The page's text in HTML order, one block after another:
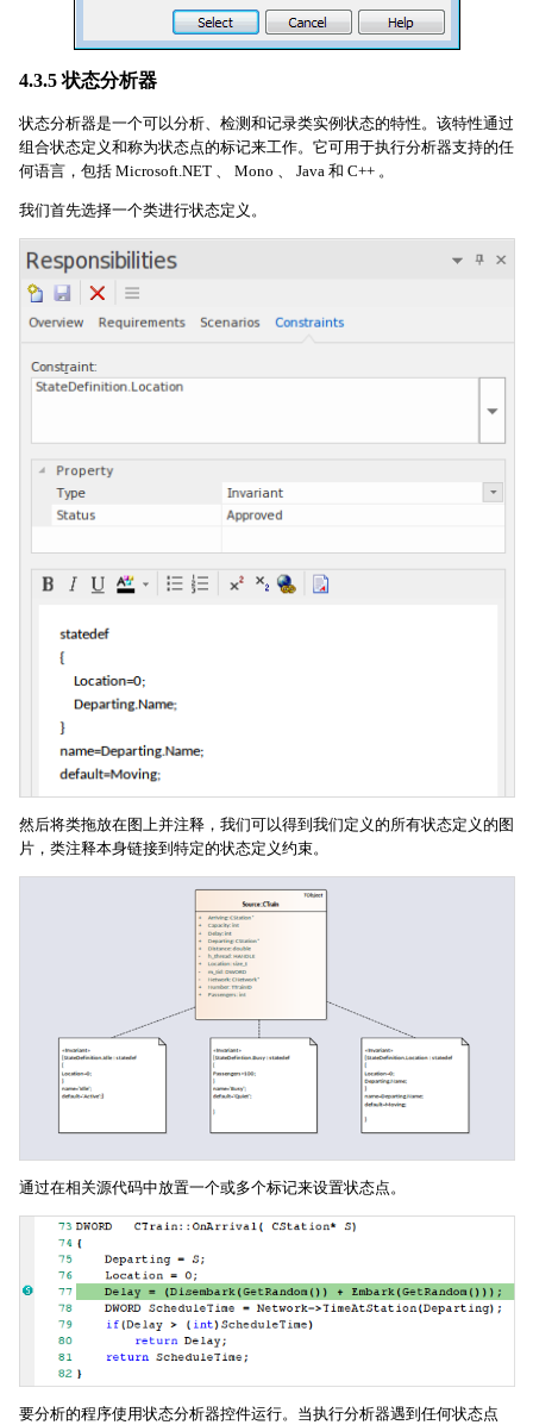
4.3.5 状态分析器
状态分析器是一个可以分析、检测和记录类实例状态的特性。该特性通过
组合状态定义和称为状态点的标记来工作。它可用于执行分析器支持的任
何语言，包括 Microsoft.NET 、 Mono 、 Java 和 C++ 。
我们首先选择一个类进行状态定义。
然后将类拖放在图上并注释，我们可以得到我们定义的所有状态定义的图
片，类注释本身链接到特定的状态定义约束。
通过在相关源代码中放置一个或多个标记来设置状态点。
要分析的程序使用状态分析器控件运行。当执行分析器遇到任何状态点